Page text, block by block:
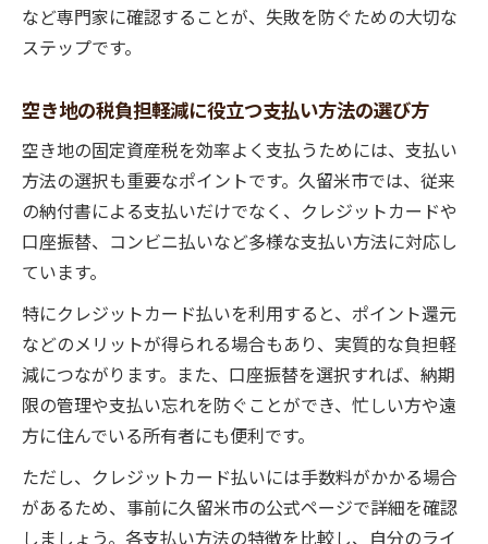
など専門家に確認することが、失敗を防ぐための大切な
ステップです。
空き地の税負担軽減に役立つ支払い方法の選び方
空き地の固定資産税を効率よく支払うためには、支払い
方法の選択も重要なポイントです。久留米市では、従来
の納付書による支払いだけでなく、クレジットカードや
口座振替、コンビニ払いなど多様な支払い方法に対応し
ています。
特にクレジットカード払いを利用すると、ポイント還元
などのメリットが得られる場合もあり、実質的な負担軽
減につながります。また、口座振替を選択すれば、納期
限の管理や支払い忘れを防ぐことができ、忙しい方や遠
方に住んでいる所有者にも便利です。
ただし、クレジットカード払いには手数料がかかる場合
があるため、事前に久留米市の公式ページで詳細を確認
しましょう。各支払い方法の特徴を比較し、自分のライ